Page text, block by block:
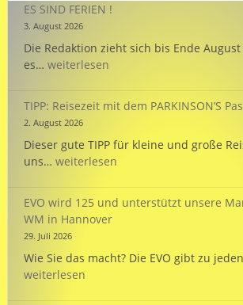
ES SIND FERIEN !
3. August 2026
Die Redaktion zieht sich bis Ende
es… ES
!
weiterlesen
TIPP: Reisezeit mit dem PARKINSON’S
2. August 2026
Dieser gute TIPP für kleine und große
uns… TIPP:
dem
PARKINSON’S
Passport
weiterlesen
EVO wird 125 und unterstützt unsere
WM in Hannover
29. Juli 2026
Wie Sie das macht? Die EVO gibt zu
weiterlesen